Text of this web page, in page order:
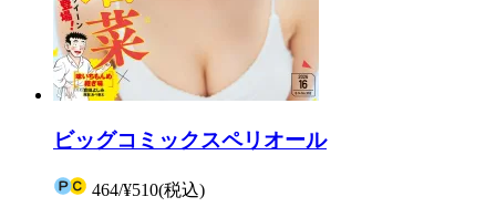
ビッグコミックスペリオール
464/¥510(税込)